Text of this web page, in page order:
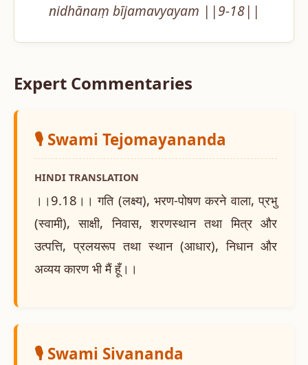
nidhānaṃ bījamavyayam ||9-18||
Expert Commentaries
🎙️ Swami Tejomayananda
HINDI TRANSLATION
।।9.18।। गति (लक्ष्य), भरण-पोषण करने वाला, प्रभु
(स्वामी), साक्षी, निवास, शरणस्थान तथा मित्र और
उत्पत्ति, प्रलयरूप तथा स्थान (आधार), निधान और
अव्यय कारण भी मैं हूँ।।
🎙️ Swami Sivananda